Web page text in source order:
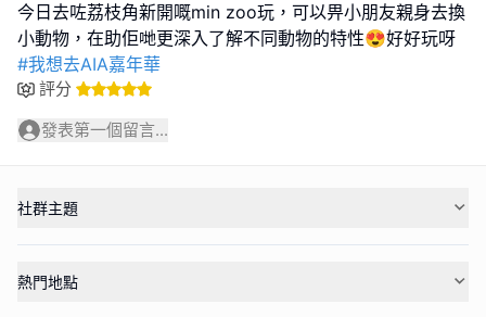
今日去咗荔枝角新開嘅min zoo玩，可以畀小朋友親身去換
#我想去AIA嘉年華
評分
發表第一個留言...
社群主題
熱門地點